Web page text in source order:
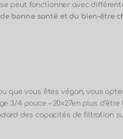
peut fonctionner avec
bonne santé et du bien-être
que vous êtesvégan, vous
4 pouce – 20x27en plus d’être
des capacités de filtration